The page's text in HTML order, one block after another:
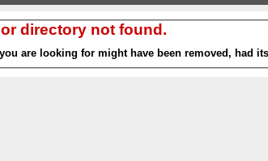
دوو تیرۆریستی داعـ.ـش ڕادەگەیەنێت.
سلێمانی پاكترین پارێزگایە لەسەر ئاستی